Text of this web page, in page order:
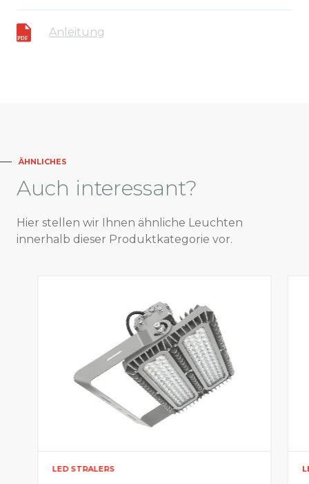
Anleitung
ÄHNLICHES
Auch interessant?
Hier stellen wir Ihnen ähnliche Leuchten
innerhalb dieser Produktkategorie vor.
LED STRALERS